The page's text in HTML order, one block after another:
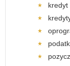
kredyt